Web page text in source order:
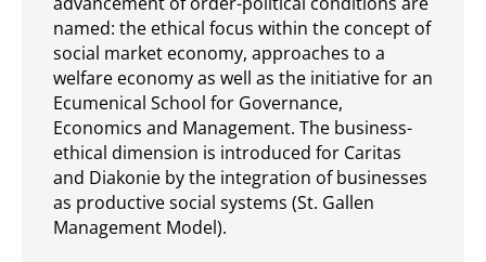
named: the ethical focus within the concept of
social market economy, approaches to a
welfare economy as well as the initiative for an
Ecumenical School for Governance,
Economics and Management. The business-
ethical dimension is introduced for Caritas
and Diakonie by the integration of businesses
as productive social systems (St. Gallen
Management Model).